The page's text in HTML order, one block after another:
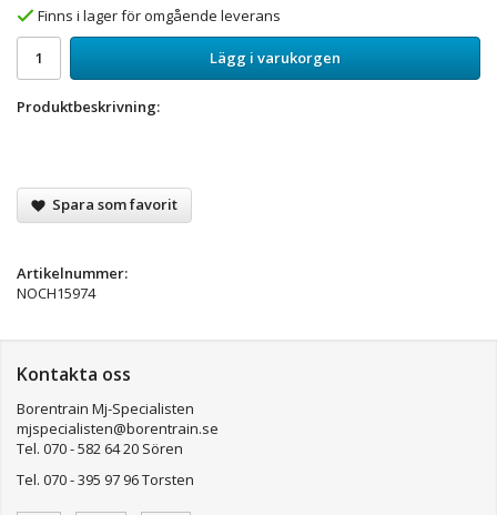
Finns i lager för omgående leverans
Lägg i varukorgen
Produktbeskrivning:
Spara som favorit
Artikelnummer:
NOCH15974
Kontakta oss
Borentrain Mj-Specialisten
mjspecialisten@borentrain.se
Tel. 070 - 582 64 20 Sören
Tel. 070 - 395 97 96 Torsten